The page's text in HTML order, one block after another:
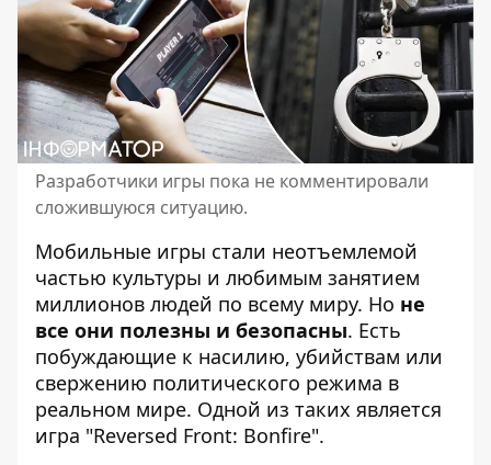
Разработчики игры пока не комментировали
сложившуюся ситуацию.
Мобильные игры стали неотъемлемой
частью культуры и любимым занятием
миллионов людей по всему миру. Но не
все они полезны и безопасны. Есть
побуждающие к насилию, убийствам или
свержению политического режима в
реальном мире. Одной из таких является
игра "Reversed Front: Bonfire".